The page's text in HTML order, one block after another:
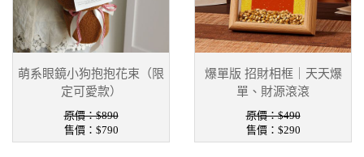
萌系眼鏡小狗抱抱花束（限
定可愛款）
原價：$890
售價： $790
爆單版 招財相框｜天天爆
單、財源滾滾
原價：$490
售價： $290